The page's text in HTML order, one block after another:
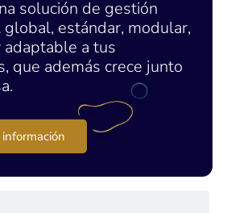
solución de gestión
estándar, modular,
adaptable a tus
que además crece junto